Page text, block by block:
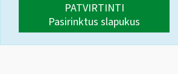
PATVIRTINTI
Pasirinktus slapukus